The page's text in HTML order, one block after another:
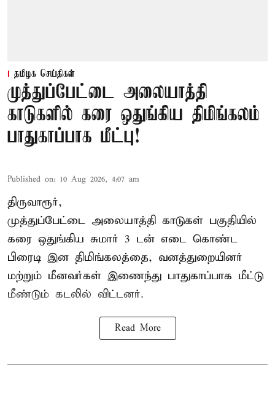
தமிழக செய்திகள்
முத்துப்பேட்டை அலையாத்தி
காடுகளில் கரை ஒதுங்கிய திமிங்கலம்
பாதுகாப்பாக மீட்பு!
Published on: 10 Aug 2026, 4:07 am
திருவாரூர்,
முத்துப்பேட்டை அலையாத்தி காடுகள் பகுதியில்
கரை ஒதுங்கிய சுமார் 3 டன் எடை கொண்ட
பிரைடி இன திமிங்கலத்தை, வனத்துறையினர்
மற்றும் மீனவர்கள் இணைந்து பாதுகாப்பாக மீட்டு
மீண்டும் கடலில் விட்டனர்.
Read More